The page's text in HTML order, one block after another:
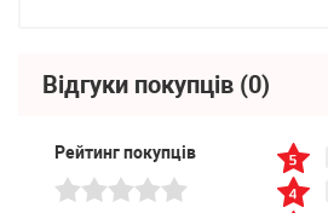
Відгуки покупців (0)
Рейтинг покупців